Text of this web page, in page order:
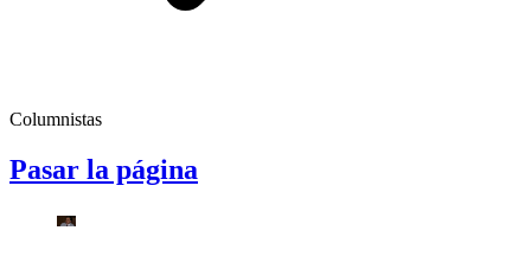
Columnistas
Pasar la página